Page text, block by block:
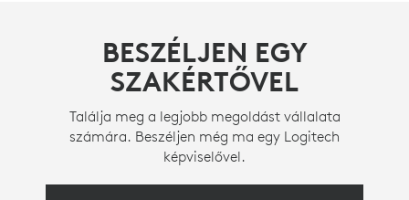
BESZÉLJEN EGY
SZAKÉRTŐVEL
Találja meg a legjobb megoldást vállalata
számára. Beszéljen még ma egy Logitech
képviselővel.